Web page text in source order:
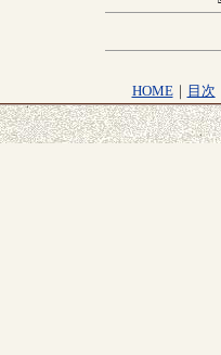
HOME｜ 目次